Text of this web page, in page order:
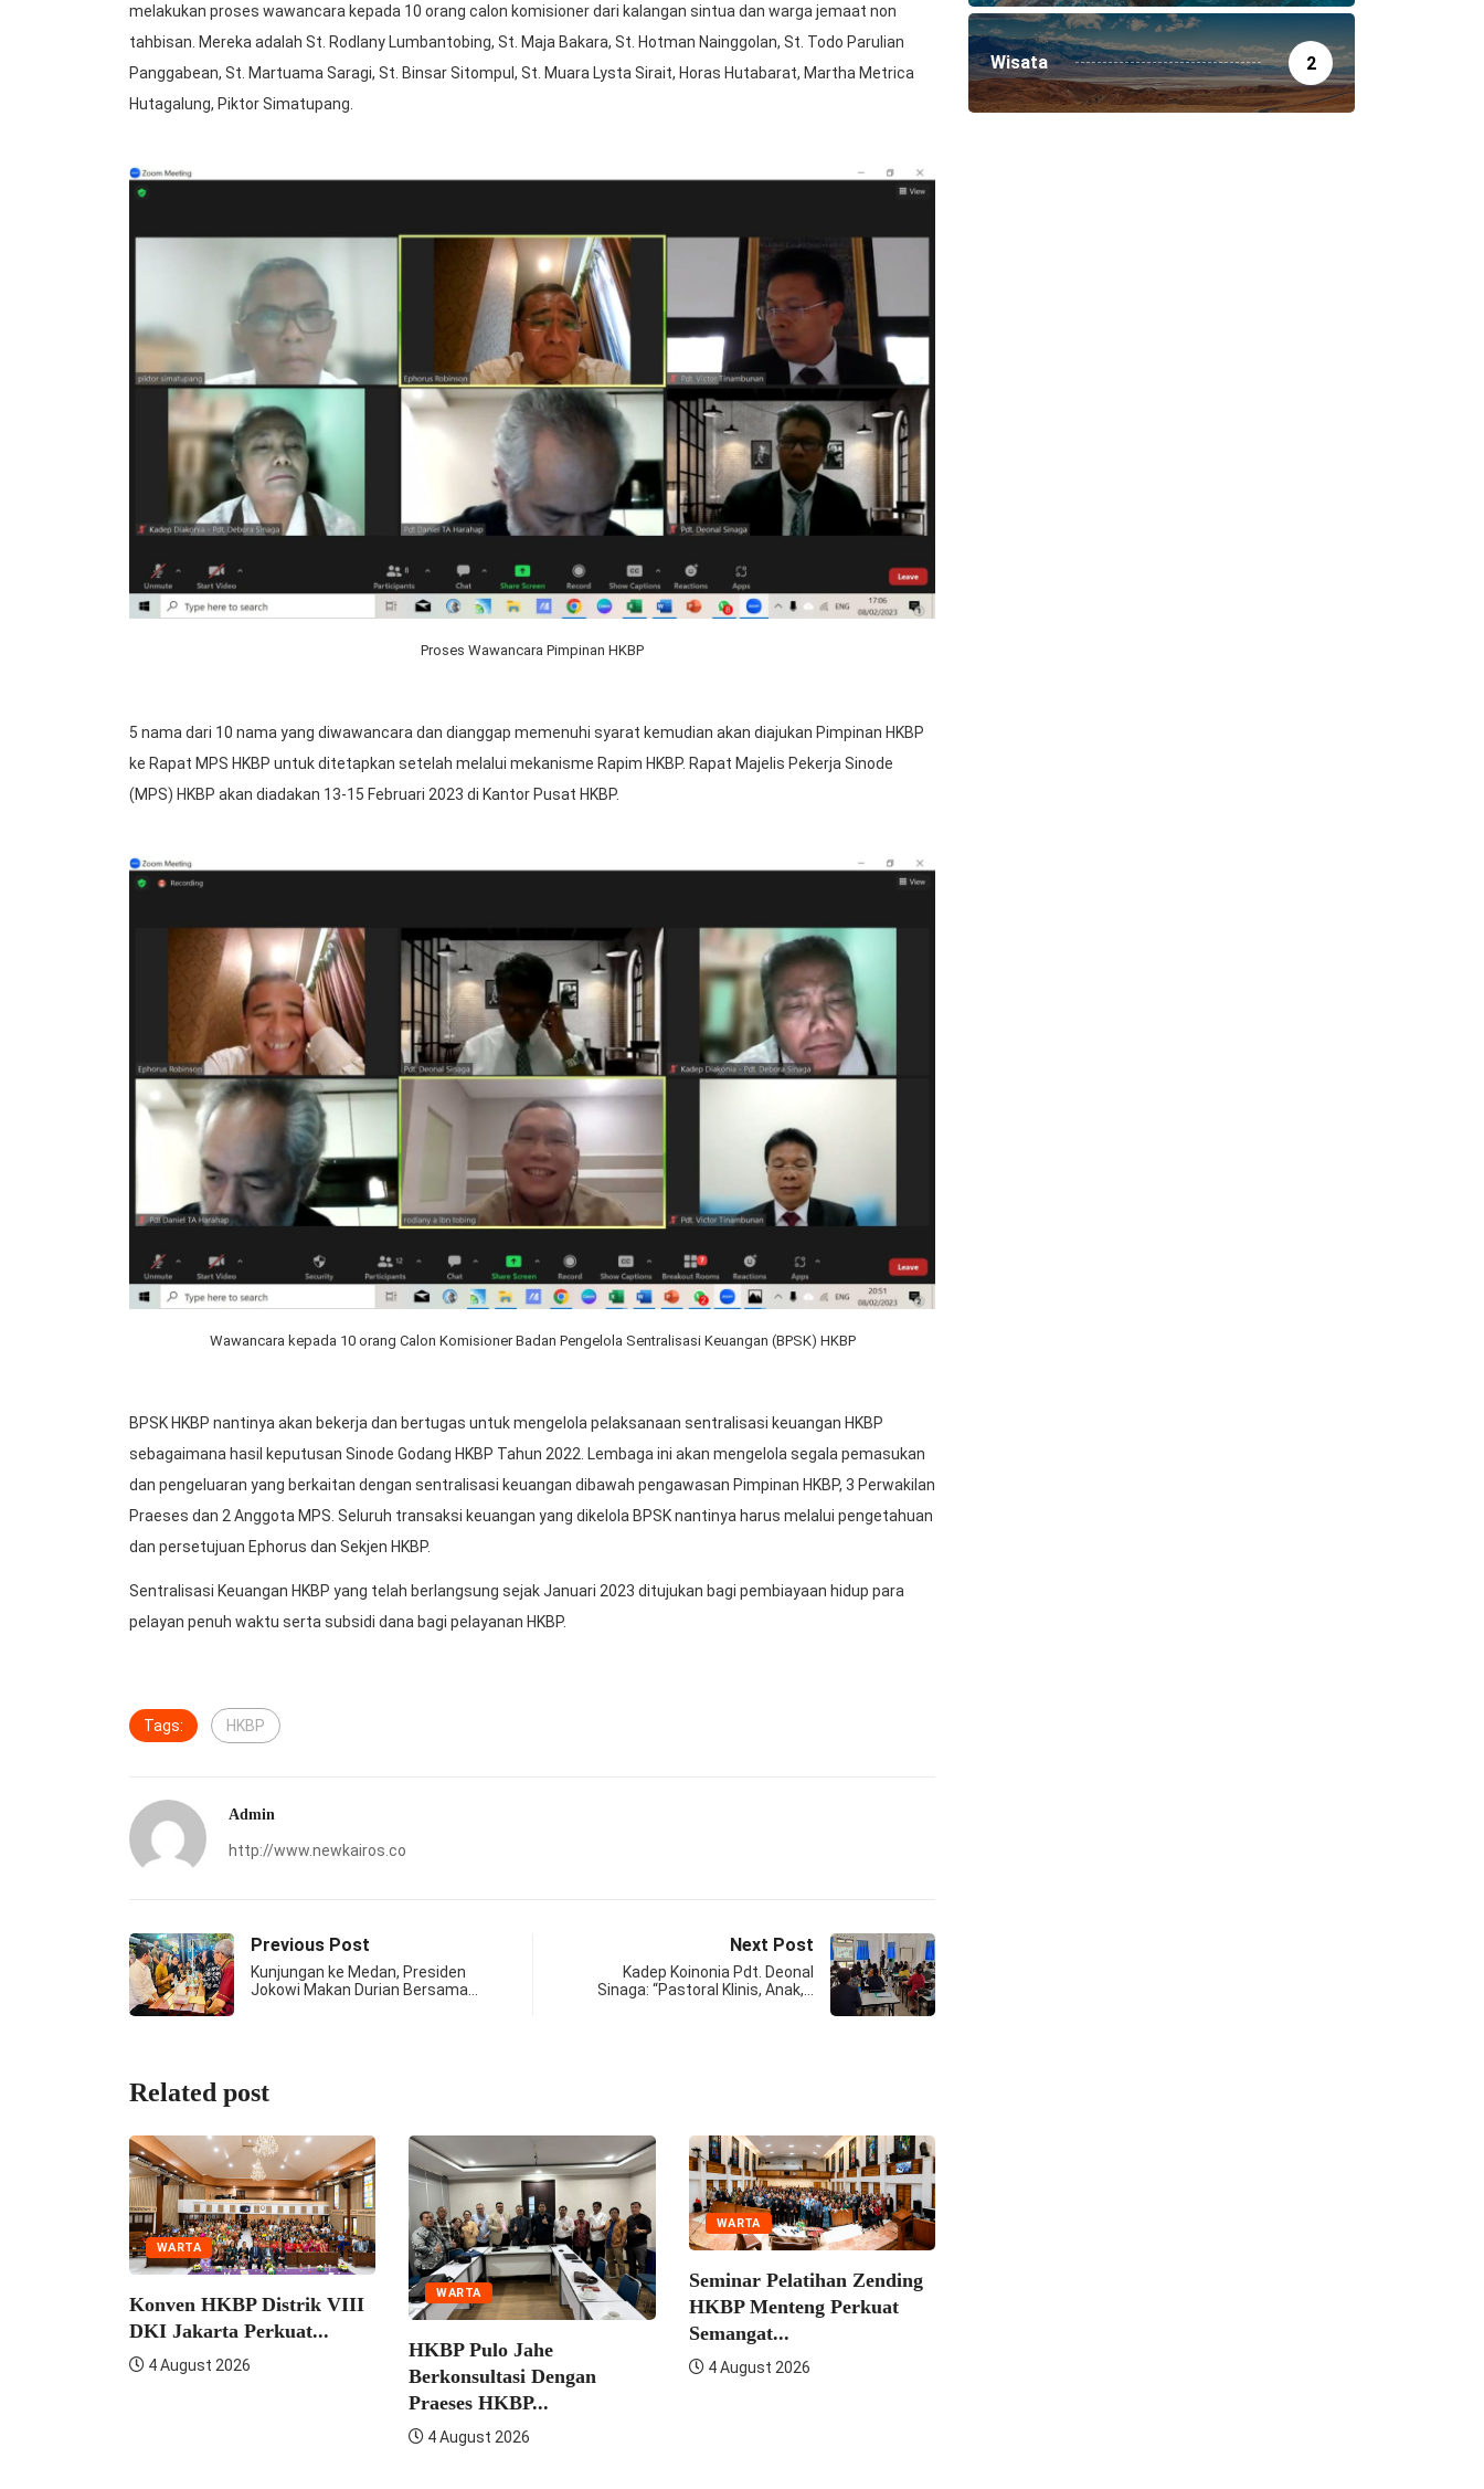
melakukan proses wawancara kepada 10 orang calon komisioner dari kalangan sintua dan warga jemaat non
tahbisan. Mereka adalah St. Rodlany Lumbantobing, St. Maja Bakara, St. Hotman Nainggolan, St. Todo Parulian
Panggabean, St. Martuama Saragi, St. Binsar Sitompul, St. Muara Lysta Sirait, Horas Hutabarat, Martha Metrica
Hutagalung, Piktor Simatupang.
Proses Wawancara Pimpinan HKBP
5 nama dari 10 nama yang diwawancara dan dianggap memenuhi syarat kemudian akan diajukan Pimpinan HKBP
ke Rapat MPS HKBP untuk ditetapkan setelah melalui mekanisme Rapim HKBP. Rapat Majelis Pekerja Sinode
(MPS) HKBP akan diadakan 13-15 Februari 2023 di Kantor Pusat HKBP.
Wawancara kepada 10 orang Calon Komisioner Badan Pengelola Sentralisasi Keuangan (BPSK) HKBP
BPSK HKBP nantinya akan bekerja dan bertugas untuk mengelola pelaksanaan sentralisasi keuangan HKBP
sebagaimana hasil keputusan Sinode Godang HKBP Tahun 2022. Lembaga ini akan mengelola segala pemasukan
dan pengeluaran yang berkaitan dengan sentralisasi keuangan dibawah pengawasan Pimpinan HKBP, 3 Perwakilan
Praeses dan 2 Anggota MPS. Seluruh transaksi keuangan yang dikelola BPSK nantinya harus melalui pengetahuan
dan persetujuan Ephorus dan Sekjen HKBP.
Sentralisasi Keuangan HKBP yang telah berlangsung sejak Januari 2023 ditujukan bagi pembiayaan hidup para
pelayan penuh waktu serta subsidi dana bagi pelayanan HKBP.
Tags: HKBP
Admin
http://www.newkairos.co
Previous Post
Kunjungan ke Medan, Presiden
Jokowi Makan Durian Bersama…
Next Post
Kadep Koinonia Pdt. Deonal
Sinaga: “Pastoral Klinis, Anak,…
Related post
HKBP Distrik VIII
Jakarta Perkuat...
Berkonsultasi Dengan
WARTA
Seminar Pelatihan Zending
HKBP Menteng Perkuat
4 August 2026
WARTA
Konven HKBP Distrik VIII
Wisata 2